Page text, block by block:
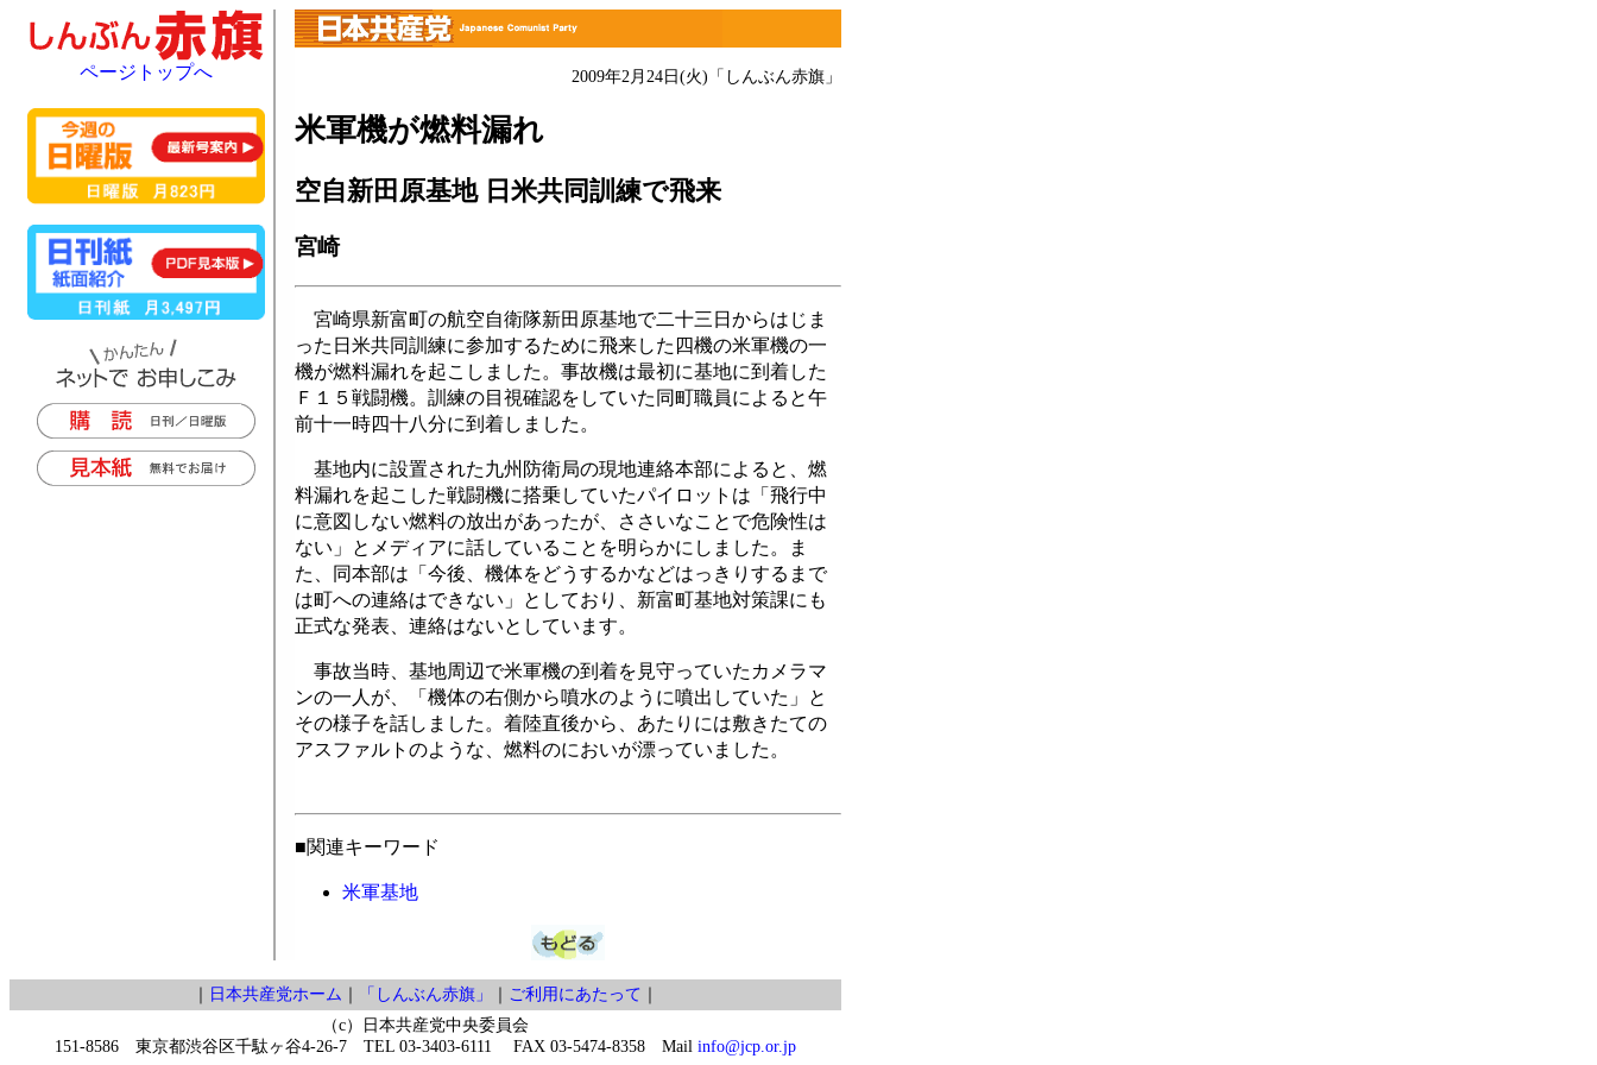
2009年2月24日(火) 「しんぶん赤旗」
米軍機が燃料漏れ
空自新田原基地 日米共同訓練で飛来
宮崎
宮崎県新富町の航空自衛隊新田原基地で二十三日からはじま
った日米共同訓練に参加するために飛来した四機の米軍機の一
機が燃料漏れを起こしました。事故機は最初に基地に到着した
Ｆ１５戦闘機。訓練の目視確認をしていた同町職員によると午
前十一時四十八分に到着しました。
基地内に設置された九州防衛局の現地連絡本部によると、燃
料漏れを起こした戦闘機に搭乗していたパイロットは「飛行中
に意図しない燃料の放出があったが、ささいなことで危険性は
ない」とメディアに話していることを明らかにしました。ま
た、同本部は「今後、機体をどうするかなどはっきりするまで
は町への連絡はできない」としており、新富町基地対策課にも
正式な発表、連絡はないとしています。
事故当時、基地周辺で米軍機の到着を見守っていたカメラマ
ンの一人が、「機体の右側から噴水のように噴出していた」と
その様子を話しました。着陸直後から、あたりには敷きたての
アスファルトのような、燃料のにおいが漂っていました。
■関連キーワード
米軍基地
ページトップへ
日本共産党ホーム 「しんぶん赤旗」 ご利用にあたって
（c）日本共産党中央委員会
151-8586 東京都渋谷区千駄ヶ谷4-26-7 TEL 03-3403-6111 FAX 03-5474-8358 Mail info@jcp.or.jp